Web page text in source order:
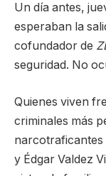
Un día antes,
esperaban la
cofundador de
seguridad. No
Quienes viven
criminales más
narcotraficantes
y Édgar Valdez